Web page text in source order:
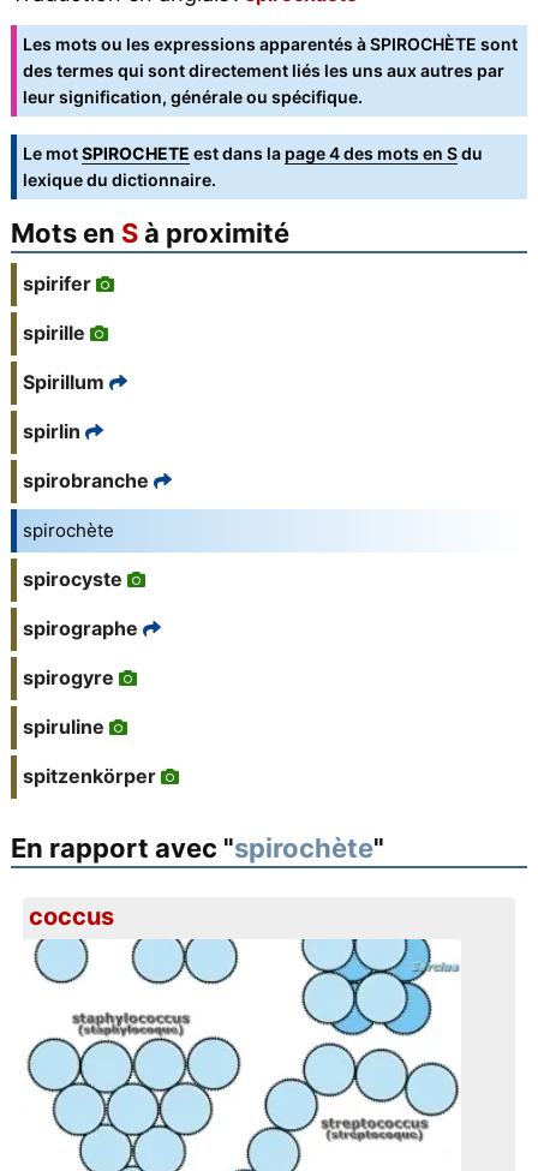
Les mots ou les expressions apparentés à SPIROCHÈTE sont
des termes qui sont directement liés les uns aux autres par
leur signification, générale ou spécifique.
Le motSPIROCHETE est dans la page 4 des mots en Sdu
lexique du dictionnaire.
Mots en Sà proximité
spirifer
spirille
Spirillum
spirlin
spirobranche
spirochète
spirocyste
spirographe
spirogyre
spiruline
spitzenkörper
En rapport avec "spirochète"
coccus